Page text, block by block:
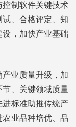
控制软件关键技术
、合格评定、知
，加快产业基础
产业质量升级，加
、关键领域质量
标准助推传统产
业品种培优、品